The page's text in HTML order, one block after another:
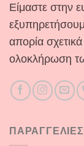
Είμαστε στην
απορία
ολοκλήρωση
ΠΑΡΑΓΓΕΛΙΕΣ